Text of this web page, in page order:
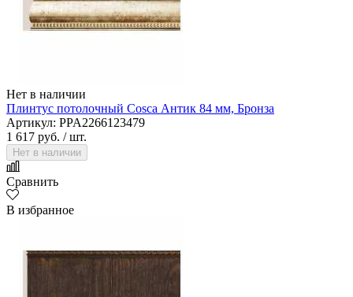
Нет в наличии
Плинтус потолочный Cosca Антик 84 мм, Бронза
Артикул: PPA2266123479
1 617 руб. / шт.
Нет в наличии
Сравнить
В избранное